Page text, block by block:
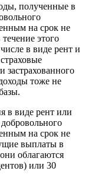
полученные в
на срок не
этого
в виде рент и
застрахованного
тоже не
в виде рент или
на срок не
выплаты в
облагаются
или 30